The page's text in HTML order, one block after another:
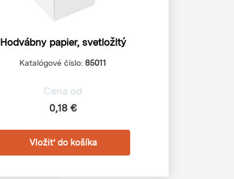
Hodvábny papier, svetložltý
Katalógové číslo: 85011
Cena od
0,18 €